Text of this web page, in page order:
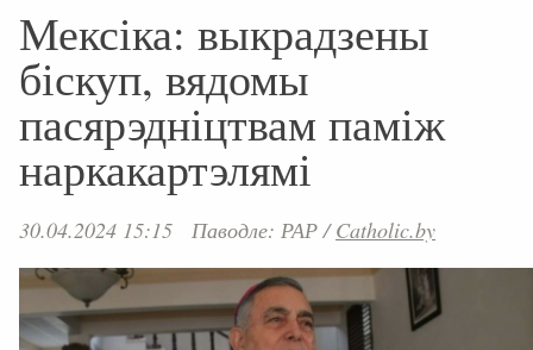
Мексіка: выкрадзены
біскуп, вядомы
пасярэдніцтвам паміж
наркакартэлямі
30.04.2024 15:15 Паводле: РАР/Catholic.by